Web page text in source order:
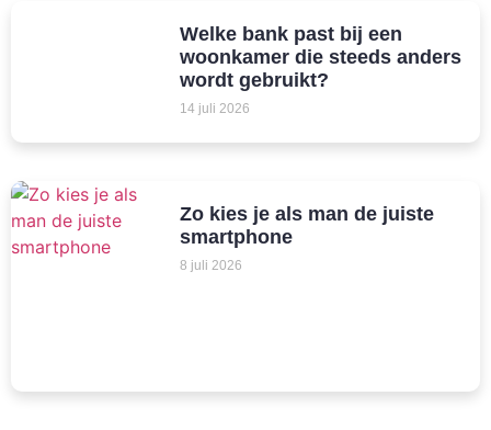
Welke bank past bij een
woonkamer die steeds anders
wordt gebruikt?
14 juli 2026
Zo kies je als man de juiste
smartphone
8 juli 2026